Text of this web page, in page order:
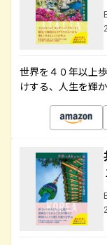
世界を４０年以上
けする、人生を輝